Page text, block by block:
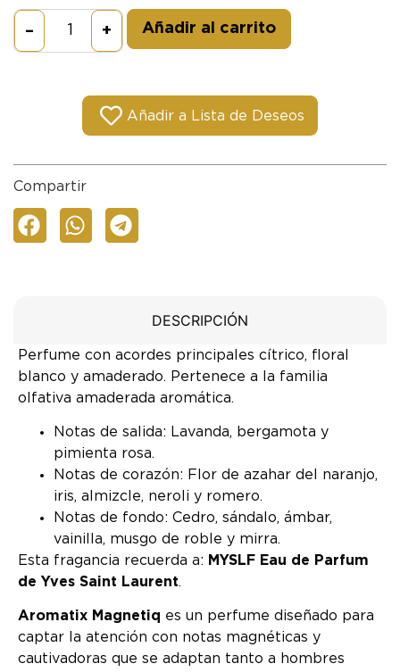
– + Añadir al carrito
Añadir a Lista de Deseos
Compartir
DESCRIPCIÓN
Perfume con acordes principales cítrico, floral
blanco y amaderado. Pertenece a la familia
olfativa amaderada aromática.
Notas de salida: Lavanda, bergamota y
pimienta rosa.
Notas de corazón: Flor de azahar del naranjo,
iris, almizcle, neroli y romero.
Notas de fondo: Cedro, sándalo, ámbar,
vainilla, musgo de roble y mirra.
Esta fragancia recuerda a: MYSLF Eau de Parfum
de Yves Saint Laurent.
Aromatix Magnetiq es un perfume diseñado para
captar la atención con notas magnéticas y
cautivadoras que se adaptan tanto a hombres